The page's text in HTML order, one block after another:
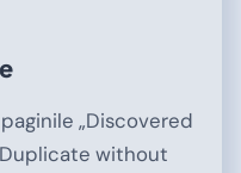
„Discovered
without